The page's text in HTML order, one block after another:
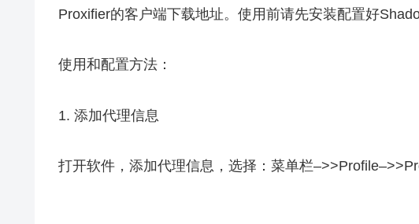
Proxifier的客户端下载地址。使用前请先安装配置好
使用和配置方法：
1. 添加代理信息
打开软件，添加代理信息，选择：菜单栏